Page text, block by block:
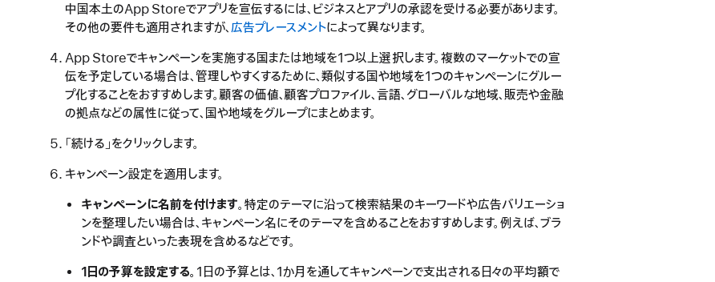
中国本土のApp Storeでアプリを宣伝するには、ビジネスとアプリの承認を受ける必要があります。
その他の要件も適用されますが、広告プレースメントによって異なります。
App Storeでキャンペーンを実施する国または地域を1つ以上選択します。複数のマーケットでの宣
伝を予定している場合は、管理しやすくするために、類似する国や地域を1つのキャンペーンにグルー
プ化することをおすすめします。顧客の価値、顧客プロファイル、言語、グローバルな地域、販売や金融
の拠点などの属性に従って、国や地域をグループにまとめます。
「続ける」をクリックします。
キャンペーン設定を適用します。
キャンペーンに名前を付けます。特定のテーマに沿って検索結果のキーワードや広告バリエーショ
ンを整理したい場合は、キャンペーン名にそのテーマを含めることをおすすめします。例えば、ブラ
ンドや調査といった表現を含めるなどです。
1日の予算を設定する。 1日の予算とは、1か月を通してキャンペーンで支出される日々の平均額で